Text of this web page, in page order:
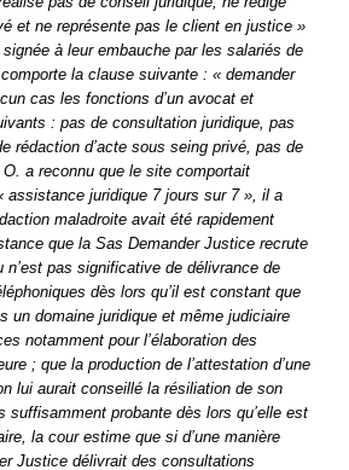
et ne représente pas le client en justice »
à leur embauche par les salariés de
la clause suivante : « demander
cas les fonctions d’un avocat et
: pas de consultation juridique, pas
rédaction d’acte sous seing privé, pas de
a reconnu que le site comportait
assistance juridique 7 jours sur 7 », il a
maladroite avait été rapidement
que la Sas Demander Justice recrute
pas significative de délivrance de
dès lors qu’il est constant que
un domaine juridique et même judiciaire
notamment pour l’élaboration des
; que la production de l’attestation d’une
lui aurait conseillé la résiliation de son
suffisamment probante dès lors qu’elle est
la cour estime que si d’une manière
Justice délivrait des consultations